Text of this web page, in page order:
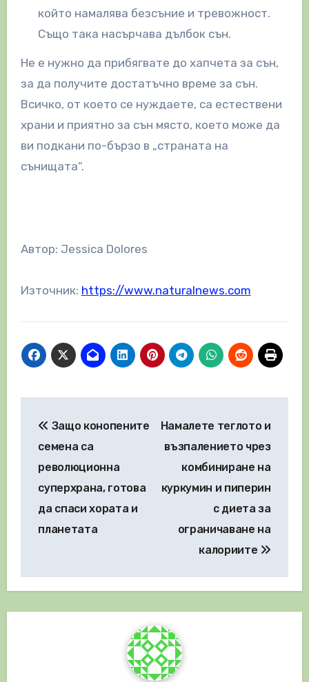
който намалява безсъние и тревожност.
Също така насърчава дълбок сън.
Не е нужно да прибягвате до хапчета за сън,
за да получите достатъчно време за сън.
Всичко, от което се нуждаете, са естествени
храни и приятно за сън място, което може да
ви подкани по-бързо в „страната на
сънищата“.
Автор: Jessica Dolores
Източник: https://www.naturalnews.com
Защо конопените
семена са
революционна
суперхрана, готова
да спаси хората и
планетата
Намалете теглото и
възпалението чрез
комбиниране на
куркумин и пиперин
с диета за
ограничаване на
калориите